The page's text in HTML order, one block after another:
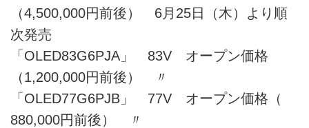
（4,500,000円前後） 6月25日（木）より順
次発売
「OLED83G6PJA」 83V オープン価格
（1,200,000円前後） 〃
「OLED77G6PJB」 77V オープン価格（
880,000円前後） 〃